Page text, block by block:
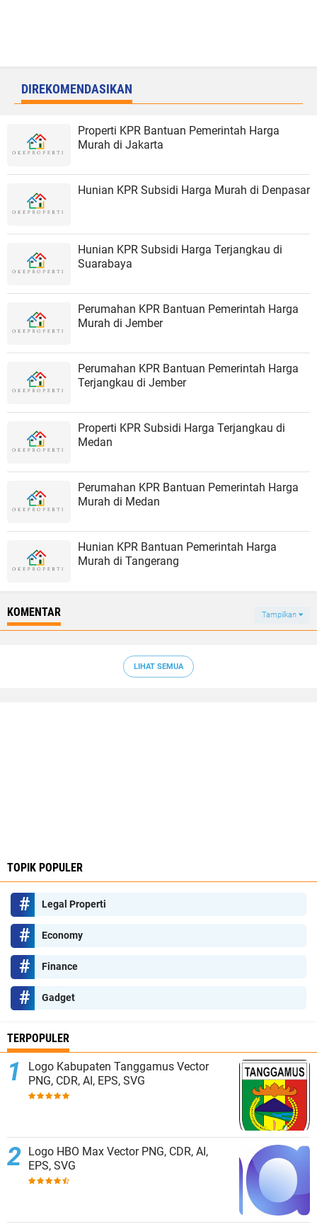
DIREKOMENDASIKAN
Properti KPR Bantuan Pemerintah Harga
Murah di Jakarta
Hunian KPR Subsidi Harga Murah di Denpasar
Hunian KPR Subsidi Harga Terjangkau di
Suarabaya
Perumahan KPR Bantuan Pemerintah Harga
Murah di Jember
Perumahan KPR Bantuan Pemerintah Harga
Terjangkau di Jember
Properti KPR Subsidi Harga Terjangkau di
Medan
Perumahan KPR Bantuan Pemerintah Harga
Murah di Medan
Hunian KPR Bantuan Pemerintah Harga
Murah di Tangerang
KOMENTAR Tampilkan
LIHAT SEMUA
TOPIK POPULER
Legal Properti
Economy
Finance
Gadget
TERPOPULER
Logo Kabupaten Tanggamus Vector
PNG, CDR, AI, EPS, SVG
Logo HBO Max Vector PNG, CDR, AI,
EPS, SVG